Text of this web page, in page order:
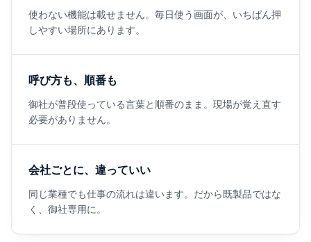
使わない機能は載せません。毎日使う画面が、いちばん押
しやすい場所にあります。
呼び方も、順番も
御社が普段使っている言葉と順番のまま。現場が覚え直す
必要がありません。
会社ごとに、違っていい
同じ業種でも仕事の流れは違います。だから既製品ではな
く、御社専用に。